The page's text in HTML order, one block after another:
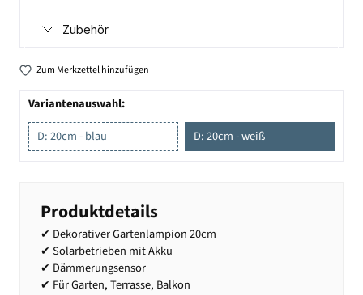
Zubehör
Zum Merkzettel hinzufügen
Variantenauswahl:
D: 20cm - blau
D: 20cm - weiß
Produktdetails
✔ Dekorativer Gartenlampion 20cm
✔ Solarbetrieben mit Akku
✔ Dämmerungsensor
✔ Für Garten, Terrasse, Balkon